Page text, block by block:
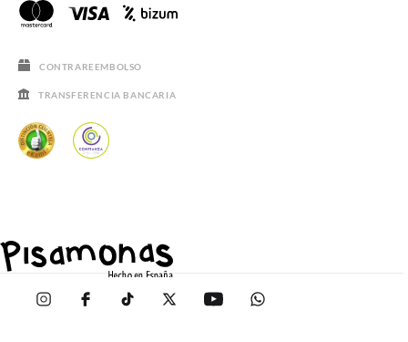
CONTRAREEMBOLSO
TRANSFERENCIA BANCARIA